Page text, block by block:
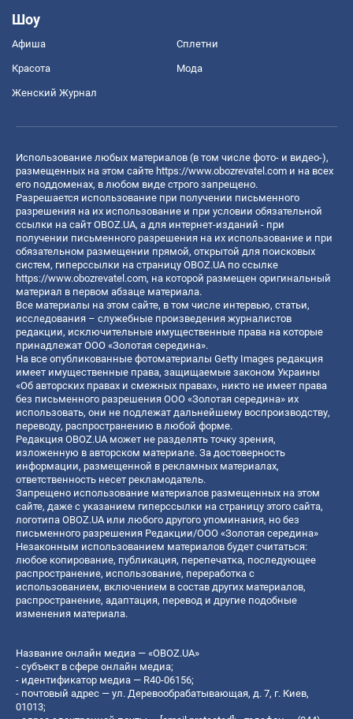
Шоу
Афиша Сплетни
Красота Мода
Женский Журнал
Использование любых материалов (в том числе фото- и видео-),
размещенных на этом сайте https://www.obozrevatel.com и на всех
его поддоменах, в любом виде строго запрещено.
Разрешается использование при получении письменного
разрешения на их использование и при условии обязательной
ссылки на сайт OBOZ.UA, а для интернет-изданий - при
получении письменного разрешения на их использование и при
обязательном размещении прямой, открытой для поисковых
систем, гиперссылки на страницу OBOZ.UA по ссылке
https://www.obozrevatel.com, на которой размещен оригинальный
материал в первом абзаце материала.
Все материалы на этом сайте, в том числе интервью, статьи,
исследования – служебные произведения журналистов
редакции, исключительные имущественные права на которые
принадлежат ООО «Золотая середина».
На все опубликованные фотоматериалы Getty Images редакция
имеет имущественные права, защищаемые законом Украины
«Об авторских правах и смежных правах», никто не имеет права
без письменного разрешения ООО «Золотая середина» их
использовать, они не подлежат дальнейшему воспроизводству,
переводу, распространению в любой форме.
Редакция OBOZ.UA может не разделять точку зрения,
изложенную в авторском материале. За достоверность
информации, размещенной в рекламных материалах,
ответственность несет рекламодатель.
Запрещено использование материалов размещенных на этом
сайте, даже с указанием гиперссылки на страницу этого сайта,
логотипа OBOZ.UA или любого другого упоминания, но без
письменного разрешения Редакции/ООО «Золотая середина»
Незаконным использованием материалов будет считаться:
любое копирование, публикация, перепечатка, последующее
распространение, использование, переработка с
использованием, включением в состав других материалов,
распространение, адаптация, перевод и другие подобные
изменения материала.
Название онлайн медиа — «OBOZ.UA»
- субъект в сфере онлайн медиа;
- идентификатор медиа — R40-06156;
- почтовый адрес — ул. Деревообрабатывающая, д. 7, г. Киев,
01013;